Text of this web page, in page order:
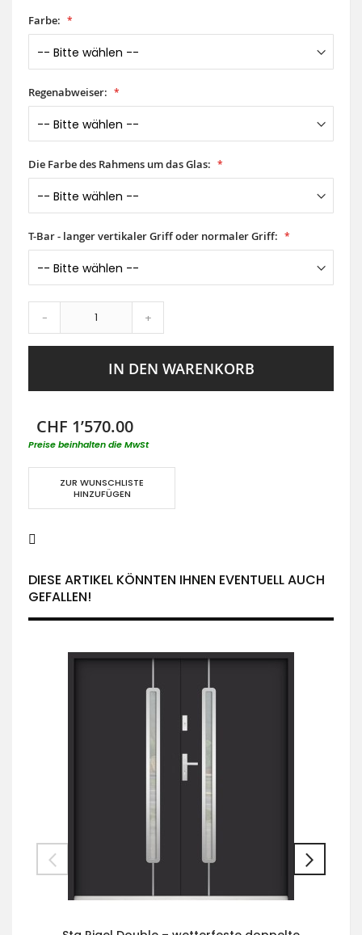
Farbe:
Regenabweiser:
Die Farbe des Rahmens um das Glas:
T-Bar - langer vertikaler Griff oder normaler Griff:
- +
IN DEN WARENKORB
CHF 1’570.00
Preise beinhalten die MwSt
ZUR WUNSCHLISTE
HINZUFÜGEN
DIESE ARTIKEL KÖNNTEN IHNEN EVENTUELL AUCH
GEFALLEN!